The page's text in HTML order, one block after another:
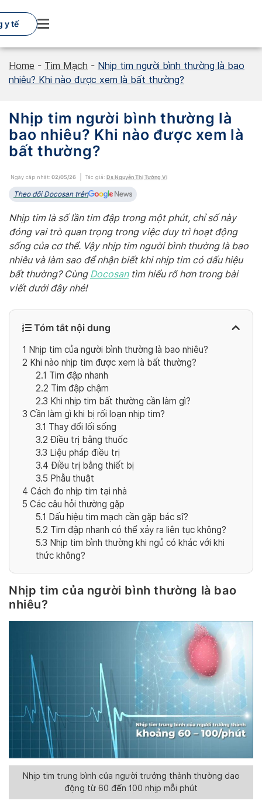
to
content
y tế
Home - Tim Mạch - Nhịp tim người bình thường là bao
nhiêu? Khi nào được xem là bất thường?
Nhịp tim người bình thường là
bao nhiêu? Khi nào được xem là
bất thường?
Ngày cập nhật: 02/05/26 Tác giả: Ds Nguyễn Thị Tường Vi
Theo dõi Docosan trên
Nhịp tim là số lần tim đập trong một phút, chỉ số này
đóng vai trò quan trọng trong việc duy trì hoạt động
sống của cơ thể. Vậy nhịp tim người bình thường là bao
nhiêu và làm sao để nhận biết khi nhịp tim có dấu hiệu
bất thường? Cùng Docosantìm hiểu rõ hơn trong bài
viết dưới đây nhé!
Tóm tắt nội dung
1 Nhịp tim của người bình thường là bao nhiêu?
2 Khi nào nhịp tim được xem là bất thường?
2.1 Tim đập nhanh
2.2 Tim đập chậm
2.3 Khi nhịp tim bất thường cần làm gì?
3 Cần làm gì khi bị rối loạn nhịp tim?
3.1 Thay đổi lối sống
3.2 Điều trị bằng thuốc
3.3 Liệu pháp điều trị
3.4 Điều trị bằng thiết bị
3.5 Phẫu thuật
4 Cách đo nhịp tim tại nhà
5 Các câu hỏi thường gặp
5.1 Dấu hiệu tim mạch cần gặp bác sĩ?
5.2 Tim đập nhanh có thể xảy ra liên tục không?
5.3 Nhịp tim bình thường khi ngủ có khác với khi
thức không?
Nhịp tim của người bình thường là bao
nhiêu?
Nhịp tim trung bình của người trưởng thành thường dao
động từ 60 đến 100 nhịp mỗi phút